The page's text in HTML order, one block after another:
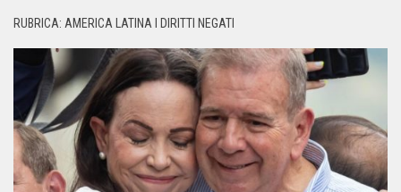
RUBRICA: AMERICA LATINA I DIRITTI NEGATI